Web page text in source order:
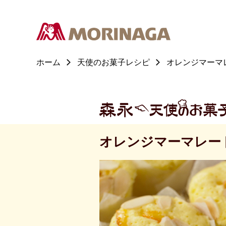
ホーム 天使のお菓子レシピ オレンジマーマ
オレンジマーマレ